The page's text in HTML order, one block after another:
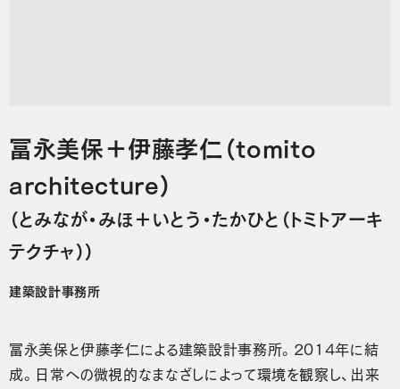
冨永美保＋伊藤孝仁（tomito
architecture）
（とみなが・みほ＋いとう・たかひと（トミトアーキ
テクチャ））
建築設計事務所
冨永美保と伊藤孝仁による建築設計事務所。2014年に結
成。日常への微視的なまなざしによって環境を観察し、出来